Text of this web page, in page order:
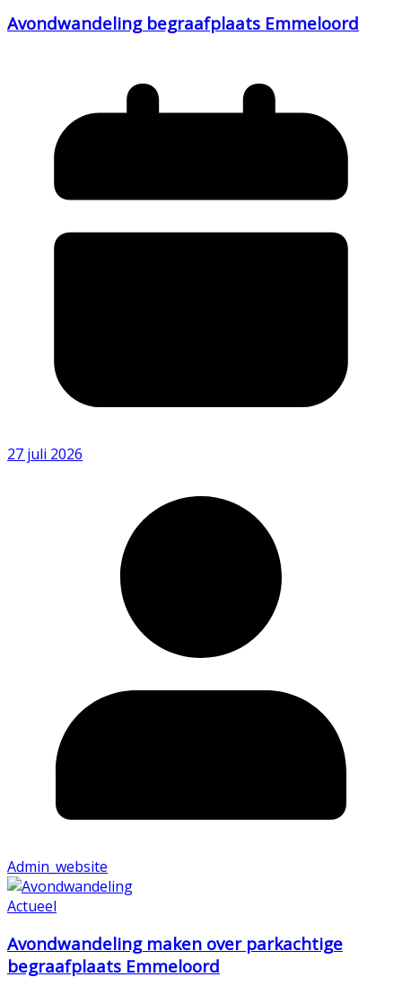
Avondwandeling begraafplaats Emmeloord
27 juli 2026
Admin_website
Actueel
Avondwandeling maken over parkachtige
begraafplaats Emmeloord